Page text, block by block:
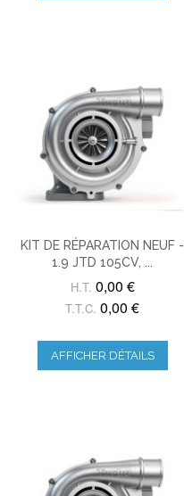
KIT DE RÉPARATION NEUF -
1.9 JTD 105CV, ...
H.T. 0,00 €
T.T.C. 0,00 €
AFFICHER DÉTAILS